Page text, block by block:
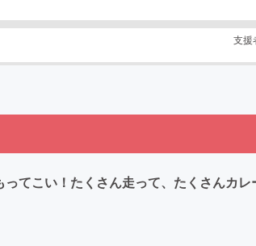
支援
てこい！たくさん走って、たくさんカレ